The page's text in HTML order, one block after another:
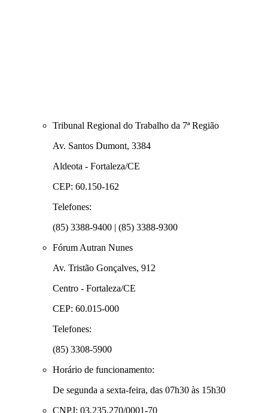
Tribunal Regional do Trabalho da 7ª Região
Av. Santos Dumont, 3384
Aldeota - Fortaleza/CE
CEP: 60.150-162
Telefones:
(85) 3388-9400 | (85) 3388-9300
Fórum Autran Nunes
Av. Tristão Gonçalves, 912
Centro - Fortaleza/CE
CEP: 60.015-000
Telefones:
(85) 3308-5900
Horário de funcionamento:
De segunda a sexta-feira, das 07h30 às 15h30
CNPJ: 03.235.270/0001-70